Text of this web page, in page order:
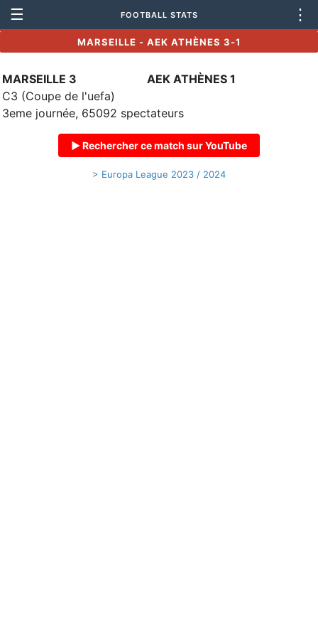
☰ FOOTBALL STATS ⋮
MARSEILLE - AEK ATHÈNES 3-1
MARSEILLE 3
AEK ATHÈNES 1
C3 (Coupe de l'uefa)
3eme journée, 65092 spectateurs
▶ Rechercher ce match sur YouTube
> Europa League 2023 / 2024